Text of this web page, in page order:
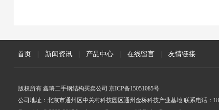
首页 新闻资讯 产品中心 在线留言 友情链接
版权所有 鑫珘二手钢结构买卖公司 京ICP备15051085号
公司地址：北京市通州区中关村科技园区通州金桥科技产业基地 联系电话：